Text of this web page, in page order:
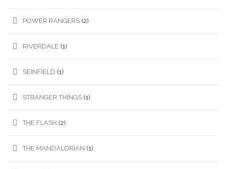
POWER RANGERS (2)
RIVERDALE (1)
SEINFIELD (1)
STRANGER THINGS (1)
THE FLASH (2)
THE MANDALORIAN (1)